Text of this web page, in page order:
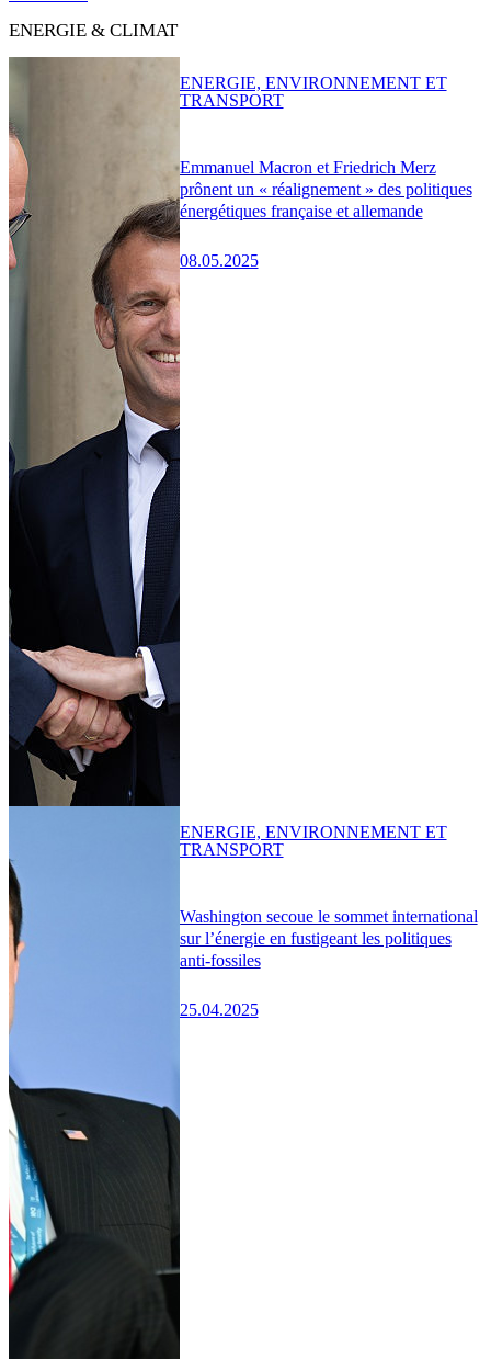
ENERGIE & CLIMAT
Emmanuel Macron et Friedrich Merz
prônent un « réalignement » des politiques
énergétiques française et allemande
08.05.2025
ENERGIE, ENVIRONNEMENT ET
TRANSPORT
Washington secoue le sommet international
sur l’énergie en fustigeant les politiques
anti-fossiles
25.04.2025
ENERGIE, ENVIRONNEMENT ET
TRANSPORT